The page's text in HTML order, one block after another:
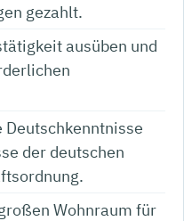
gezahlt.
ausüben und
Deutschkenntnisse
der deutschen
Wohnraum für